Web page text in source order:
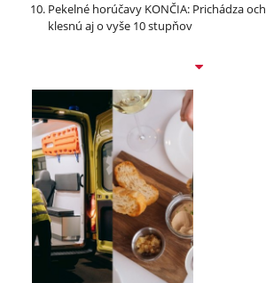
Pekelné horúčavy KONČIA: Prichádza
klesnú aj o vyše 10 stupňov